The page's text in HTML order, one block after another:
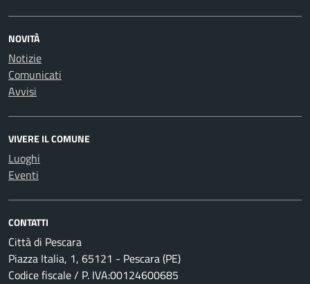
NOVITÀ
Notizie
Comunicati
Avvisi
VIVERE IL COMUNE
Luoghi
Eventi
CONTATTI
Città di Pescara
Piazza Italia, 1, 65121 - Pescara (PE)
Codice fiscale / P. IVA:00124600685